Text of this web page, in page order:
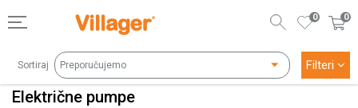
0
0
Električne pumpe
Sortiraj Filteri